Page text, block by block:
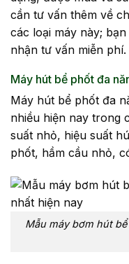
cần tư vấn thêm về
các loại máy này;
nhận tư vấn miễn phí.
Máy hút bể phốt đa
Máy hút bể phốt đa
nhiều hiện nay trong
suất nhỏ, hiệu suất
phốt, hầm cầu nhỏ,
Mẫu máy bơm hút